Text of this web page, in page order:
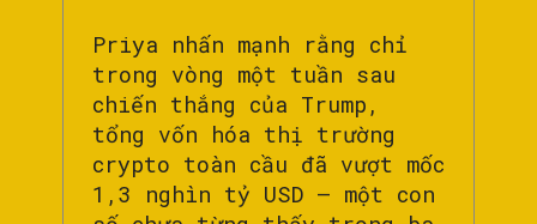
Priya nhấn mạnh rằng chỉ
trong vòng một tuần sau
chiến thắng của Trump,
tổng vốn hóa thị trường
crypto toàn cầu đã vượt mốc
1,3 nghìn tỷ USD – một con